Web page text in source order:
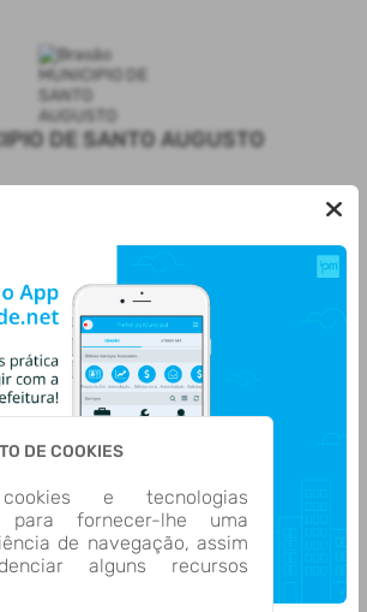
DE COOKIES
e tecnologias
para fornecer-lhe uma
de navegação, assim
alguns recursos
DE SANTO AUGUSTO
Acesso à Informação
Cidadão
Transparência
LOCALIZAÇÃO
PEREIRA DOS SANTOS, Nº 465, CENTRO
CEP: 98.590-000
CONTATOS
(55) 3781-4361
(55) 3781-4361
ti@santoaugusto.rs.gov.br